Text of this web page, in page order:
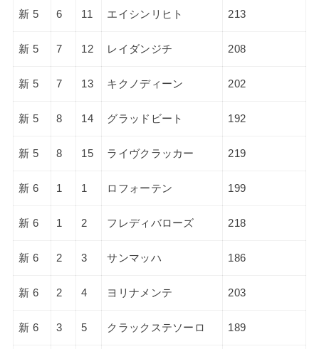
新 5 6 11 エイシンリヒト 213
新 5 7 12 レイダンジチ 208
新 5 7 13 キクノディーン 202
新 5 8 14 グラッドビート 192
新 5 8 15 ライヴクラッカー 219
新 6 1 1 ロフォーテン 199
新 6 1 2 フレディバローズ 218
新 6 2 3 サンマッハ 186
新 6 2 4 ヨリナメンテ 203
新 6 3 5 クラックステソーロ 189